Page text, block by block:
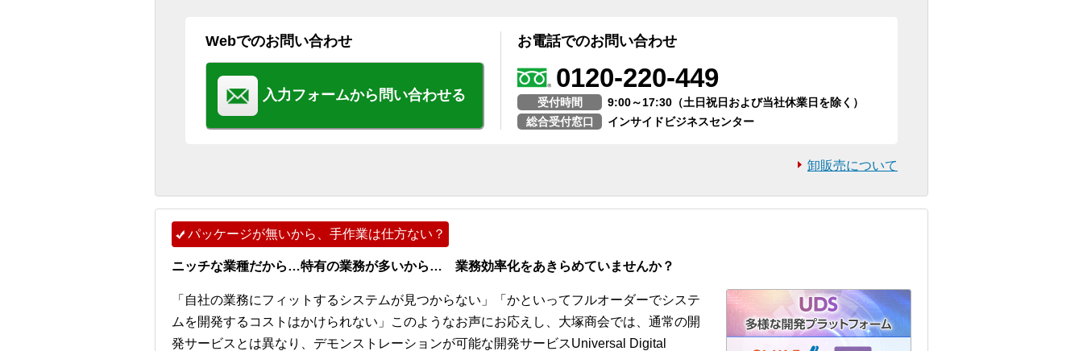
Webでのお問い合わせ
入力フォームから問い合わせる
お電話でのお問い合わせ
0120-220-449
受付時間
9:00～17:30（土日祝日および当社休業日を除く）
総合受付窓口
インサイドビジネスセンター
卸販売について
パッケージが無いから、手作業は仕方ない？
ニッチな業種だから…特有の業務が多いから… 業務効率化をあきらめていませんか？
「自社の業務にフィットするシステムが見つからない」「かといってフルオーダーでシステ
ムを開発するコストはかけられない」このようなお声にお応えし、大塚商会では、通常の開
発サービスとは異なり、デモンストレーションが可能な開発サービスUniversal Digital